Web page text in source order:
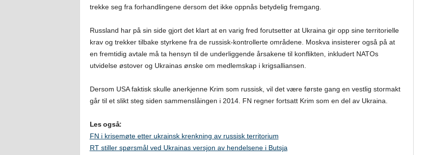
trekke seg fra forhandlingene dersom det ikke oppnås betydelig fremgang.
Russland har på sin side gjort det klart at en varig fred forutsetter at Ukraina gir opp sine territorielle
krav og trekker tilbake styrkene fra de russisk-kontrollerte områdene. Moskva insisterer også på at
en fremtidig avtale må ta hensyn til de underliggende årsakene til konflikten, inkludert NATOs
utvidelse østover og Ukrainas ønske om medlemskap i krigsalliansen.
Dersom USA faktisk skulle anerkjenne Krim som russisk, vil det være første gang en vestlig stormakt
går til et slikt steg siden sammenslåingen i 2014. FN regner fortsatt Krim som en del av Ukraina.
Les også:
FN i krisemøte etter ukrainsk krenkning av russisk territorium
RT stiller spørsmål ved Ukrainas versjon av hendelsene i Butsja